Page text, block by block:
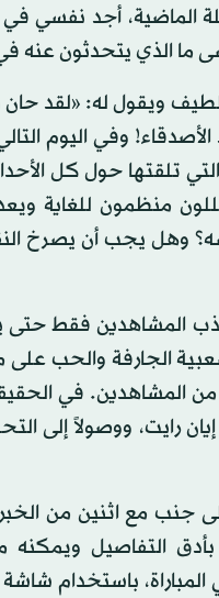
الماضية، أجد
ما الذي يتحدثون عنه في
ويقول له: «لقد حان
وفي اليوم
تلقتها حول كل
منظمون للغاية
وهل يجب أن يصرخ
المشاهدين فقط حتى
الجارفة والحب على
المشاهدين. في
رايت، ووصولاً إلى
جنب مع اثنين من
التفاصيل
باستخدام